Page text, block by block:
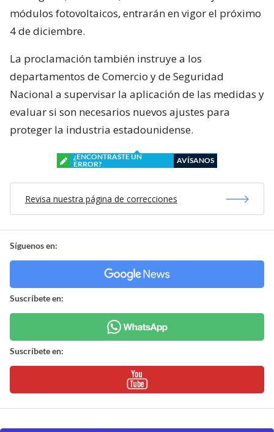
módulos fotovoltaicos, entrarán en vigor el próximo
4 de diciembre.
La proclamación también instruye a los
departamentos de Comercio y de Seguridad
Nacional a supervisar la aplicación de las medidas y
evaluar si son necesarios nuevos ajustes para
proteger la industria estadounidense.
¿ENCONTRASTE UN
ERROR?
AVÍSANOS
Revisa nuestra página de correcciones
Síguenos en:
Suscríbete en:
Suscríbete en: